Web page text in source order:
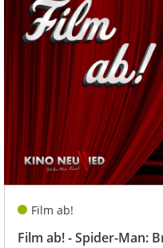
Film ab!
Film ab! - Spider-Man: